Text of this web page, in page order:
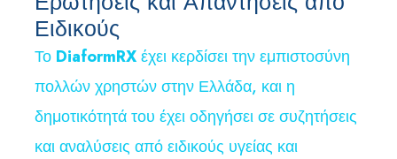
Ειδικούς
Το DiaformRXέχει κερδίσει την εμπιστοσύνη
πολλών χρηστών στην Ελλάδα, και η
δημοτικότητά του έχει οδηγήσει σε συζητήσεις
και αναλύσεις από ειδικούς υγείας και